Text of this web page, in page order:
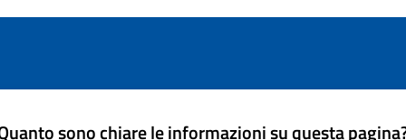
sono chiare le informazioni su questa